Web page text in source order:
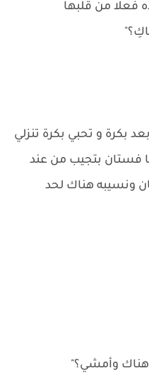
فعلا من قلبها
بكرة و تحبي بكرة تنزلي
فستان بتجيب من عند
ونسيبه هناك لحد
هناك وأمشي؟"